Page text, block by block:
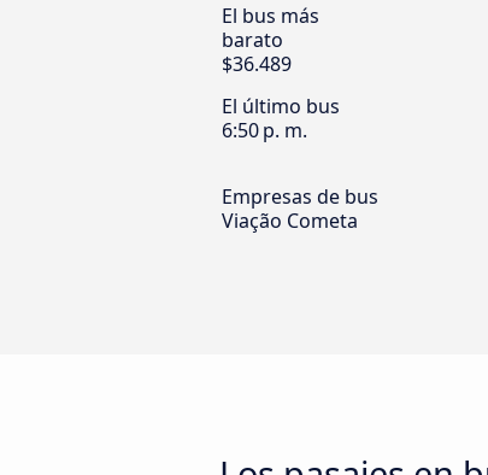
El bus más
barato
$36.489
El último bus
6:50 p. m.
Empresas de bus
Viação Cometa